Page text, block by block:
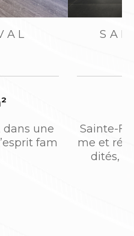
LÈS LYON
m²
un quartier cal
des commo
T4 lumineux...